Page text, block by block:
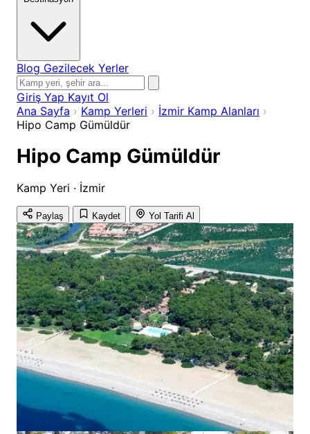
Blog Gezilecek Yerler
Giriş Yap Kayıt Ol
Ana Sayfa › Kamp Yerleri › İzmir Kamp Alanları ›
Hipo Camp Gümüldür
Hipo Camp Gümüldür
Kamp Yeri · İzmir
Paylaş Kaydet Yol Tarifi Al